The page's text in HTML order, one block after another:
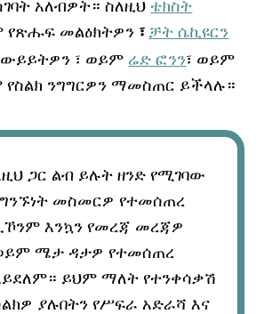
አለብዎት። ስለዚህቴክስት
መልዕክትዎን ፣ ቻት ሴኪዩርን
፣ ወይም ሬድ ፎንን፣ ወይም
ንግግርዎን ማመስጠር ይችላሉ።
ጋር ልብ ይሉት ዘንድ የሚገባው
መስመርዎ የተመሰጠረ
እንኳን የመረጃ መረጃዎ
ሜታ ዳታዎ የተመሰጠረ
ይህም ማለት የተንቀሳቃሽ
ያሉበትን የሥፍራ አድራሻ እና